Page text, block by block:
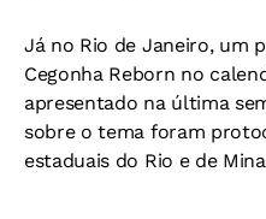
Já no Rio de Janeiro, um
Cegonha Reborn no
apresentado na última
sobre o tema foram
estaduais do Rio e de